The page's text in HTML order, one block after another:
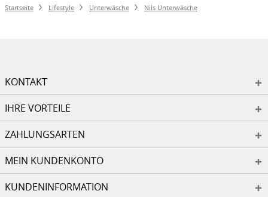
Startseite Lifestyle Unterwäsche Nils Unterwäsche
KONTAKT
IHRE VORTEILE
ZAHLUNGSARTEN
MEIN KUNDENKONTO
KUNDENINFORMATION